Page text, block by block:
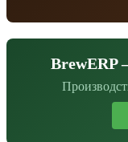
BrewERP